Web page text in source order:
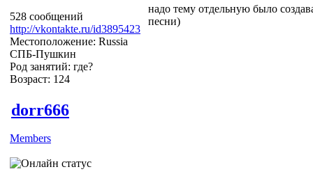
528 сообщений
http://vkontakte.ru/id3895423
Местоположение: Russia
СПБ-Пушкин
Род занятий: где?
Возраст: 124
надо тему отдельную было
песни)
dorr666
Members